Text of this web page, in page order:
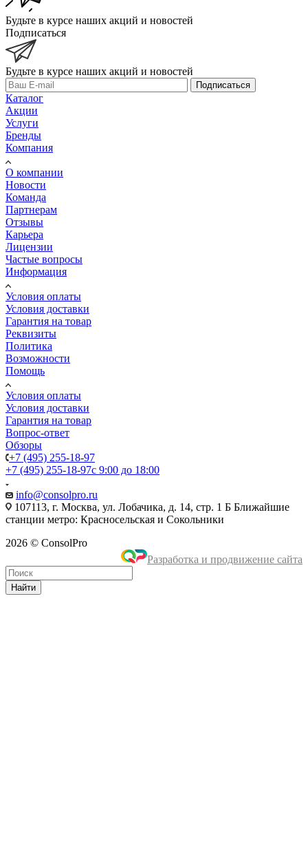
Будьте в курсе наших акций и новостей
Подписаться
Будьте в курсе наших акций и новостей
Подписаться
Каталог
Акции
Услуги
Бренды
Компания
О компании
Новости
Команда
Партнерам
Отзывы
Карьера
Лицензии
Частые вопросы
Информация
Условия оплаты
Условия доставки
Гарантия на товар
Реквизиты
Политика
Возможности
Помощь
Условия оплаты
Условия доставки
Гарантия на товар
Вопрос-ответ
Обзоры
+7 (495) 255-18-97
+7 (495) 255-18-97с 9:00 до 18:00
info@consolpro.ru
107113, г. Москва, ул. Лобачика, д. 14, стр. 1 Б Ближайшие
станции метро: Красносельская и Сокольники
2026 © ConsolPro
Разработка и продвижение сайта
Найти